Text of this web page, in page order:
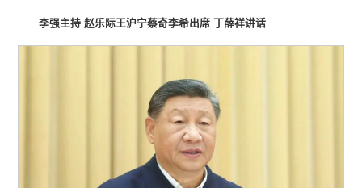
李强主持 赵乐际王沪宁蔡奇李希出席 丁薛祥讲话